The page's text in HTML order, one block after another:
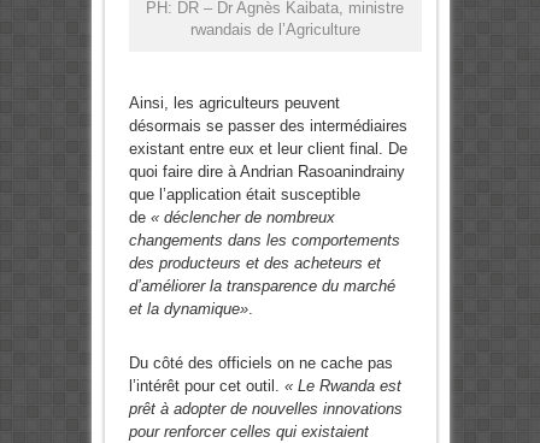
PH: DR – Dr Agnès Kaibata, ministre
rwandais de l’Agriculture
Ainsi, les agriculteurs peuvent
désormais se passer des intermédiaires
existant entre eux et leur client final. De
quoi faire dire à Andrian Rasoanindrainy
que l’application était susceptible
de « déclencher de nombreux
changements dans les comportements
des producteurs et des acheteurs et
d’améliorer la transparence du marché
et la dynamique».
Du côté des officiels on ne cache pas
l’intérêt pour cet outil. « Le Rwanda est
prêt à adopter de nouvelles innovations
pour renforcer celles qui existaient